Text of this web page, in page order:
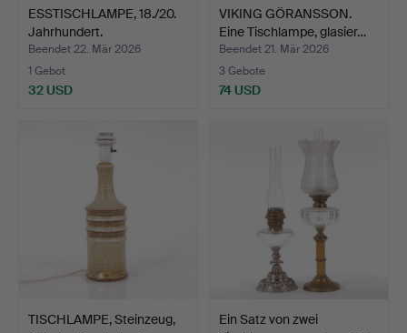
ESSTISCHLAMPE, 18./20.
Jahrhundert.
Beendet 22. Mär 2026
1 Gebot
32 USD
VIKING GÖRANSSON.
Eine Tischlampe, glasier…
Beendet 21. Mär 2026
3 Gebote
74 USD
TISCHLAMPE, Steinzeug,
Ein Satz von zwei